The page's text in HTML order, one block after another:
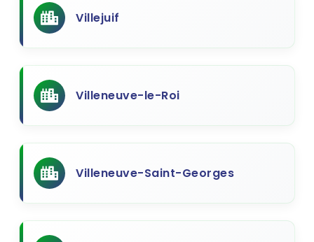
Villejuif
Villeneuve-le-Roi
Villeneuve-Saint-Georges